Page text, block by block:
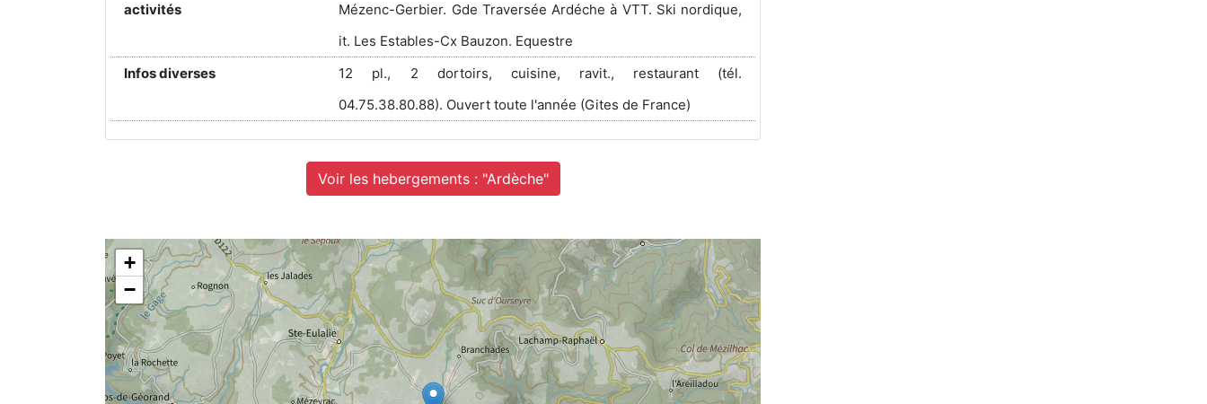
activités
Mézenc-Gerbier. Gde Traversée Ardéche à VTT. Ski nordique,
it. Les Estables-Cx Bauzon. Equestre
Infos diverses
12 pl., 2 dortoirs, cuisine, ravit., restaurant (tél.
04.75.38.80.88). Ouvert toute l'année (Gites de France)
Voir les hebergements : "Ardèche"
+
−